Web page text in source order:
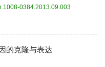
0384.2013.09.003
的克隆与表达